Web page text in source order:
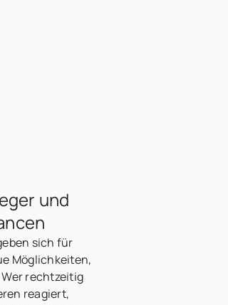
und
sich für
Möglichkeiten,
rechtzeitig
reagiert,